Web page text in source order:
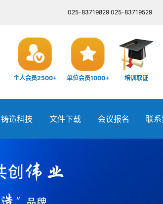
025-83719829 025-83719529
个人会员2500+ 单位会员1000+ 培训取证
铸造科技 文件下载 会议报名 联系